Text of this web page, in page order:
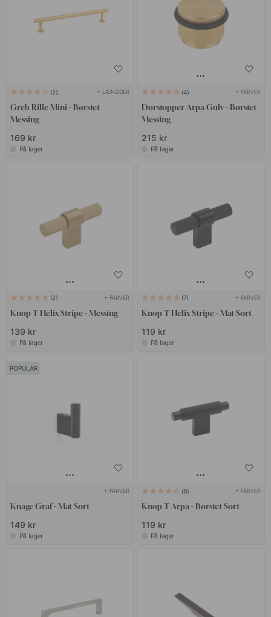
2 + LÆNGDER
Greb Rille Mini - Børstet
Messing
169 kr
På lager
4 + FARVER
Dørstopper Arpa Gulv - Børstet
Messing
215 kr
På lager
2 + FARVER
Knop T Helix Stripe - Messing
139 kr
På lager
7 + FARVER
Knop T Helix Stripe - Mat Sort
119 kr
På lager
POPULAR
+ FARVER
Knage Graf - Mat Sort
149 kr
På lager
8 + FARVER
Knop T Arpa - Børstet Sort
119 kr
På lager